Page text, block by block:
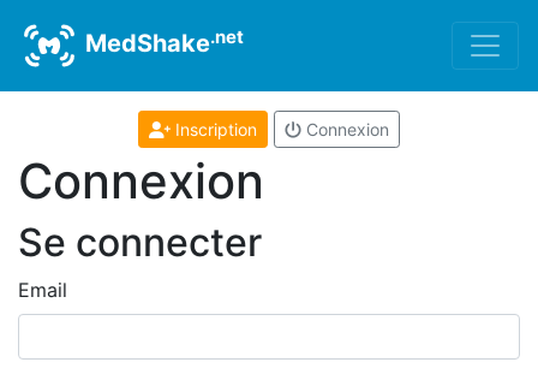
MedShake.net
Inscription Connexion
Connexion
Se connecter
Email